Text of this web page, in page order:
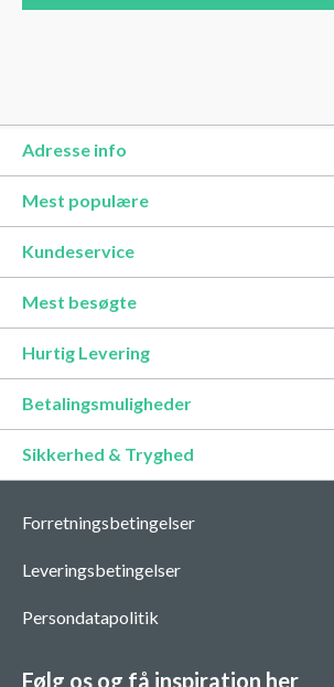
Adresse info
Mest populære
Kundeservice
Mest besøgte
Hurtig Levering
Betalingsmuligheder
Sikkerhed & Tryghed
Forretningsbetingelser
Leveringsbetingelser
Persondatapolitik
Følg os og få inspiration her